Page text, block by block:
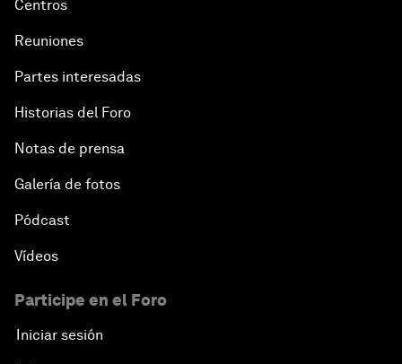
Centros
Reuniones
Partes interesadas
Historias del Foro
Notas de prensa
Galería de fotos
Pódcast
Vídeos
Participe en el Foro
Iniciar sesión